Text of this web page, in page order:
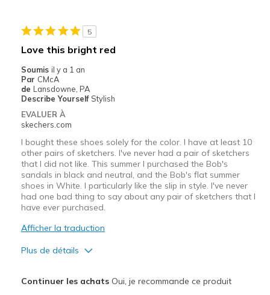
Les meilleures utilisations
Going Out
Sizing
Feels true to size
View On Shoes
I'm Into Shoes
5
Love this bright red
Soumis il y a 1 an
Par CMcA
de Lansdowne, PA
Describe Yourself Stylish
EVALUER À
skechers.com
I bought these shoes solely for the color. I have at least 10
other pairs of sketchers. I've never had a pair of sketchers
that I did not like. This summer I purchased the Bob's
sandals in black and neutral, and the Bob's flat summer
shoes in White. I particularly like the slip in style. I've never
had one bad thing to say about any pair of sketchers that I
have ever purchased.
Afficher la traduction
Plus de détails
Continuer les achatsOui, je recommande ce produit